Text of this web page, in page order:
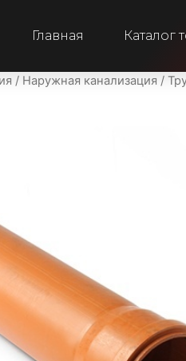
Главная Каталог
/ Наружная канализация /